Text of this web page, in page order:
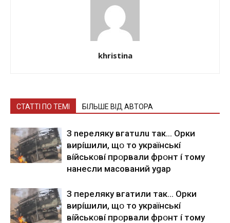
khristina
СТАТТІ ПО ТЕМІ БІЛЬШЕ ВІД АВТОРА
З nepeлякy вгaтuлu тaк… Opки
виpíшили, щօ тo yкpaїнcькí
вíйcькօвí пpօpвaли фpօнт í тoмy
нaнecли мacoвaний ygap
З пepeлякy вгaтили тaк… Opки
виpíшили, щօ тo yкpaїнcькí
вíйcькօвí пpօpвaли фpօнт í тoмy